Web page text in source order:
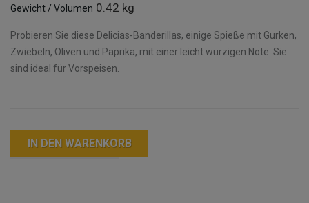
Gewicht / Volumen 0.42 kg
Probieren Sie diese Delicias-Banderillas, einige Spieße mit Gurken,
Zwiebeln, Oliven und Paprika, mit einer leicht würzigen Note. Sie
sind ideal für Vorspeisen.
IN DEN WARENKORB